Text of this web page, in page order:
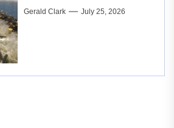
Gerald Clark July 25, 2026